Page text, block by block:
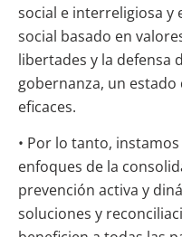
social e interreligiosa y
social basado en
libertades y la defensa
gobernanza, un
eficaces.
• Por lo tanto,
enfoques de la
prevención activa y
soluciones y